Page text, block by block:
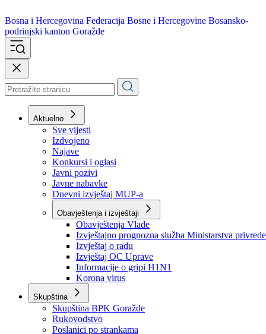
Bosna i Hercegovina
podrinjski kanton Goražde
Aktuelno
Sve vijesti
Izdvojeno
Najave
Konkursi i oglasi
Javni pozivi
Javne nabavke
Dnevni izvještaj MUP-a
Obavještenja i izvještaji
Obavještenja Vlade
Izvještajno prognozna služba Ministarstva privrede
Izvještaj o radu
Izvještaj OC Uprave
Informacije o gripi H1N1
Korona virus
Skupština